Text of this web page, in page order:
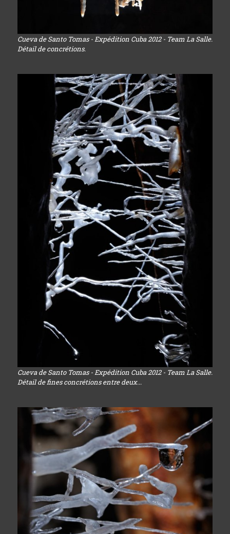
Cueva de Santo Tomas - Expédition Cuba 2012 - Team La Salle.
Détail de concrétions.
Cueva de Santo Tomas - Expédition Cuba 2012 - Team La Salle.
Détail de fines concrétions entre deux...